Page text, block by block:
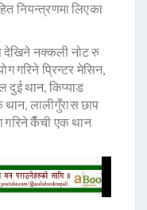
नियन्त्रणमा लिएका
नक्कली नोट रु
गरिने प्रिन्टर मेसिन,
दुई थान, किप्याड
लालीगुँरास छाप
गरिने कैँची एक थान